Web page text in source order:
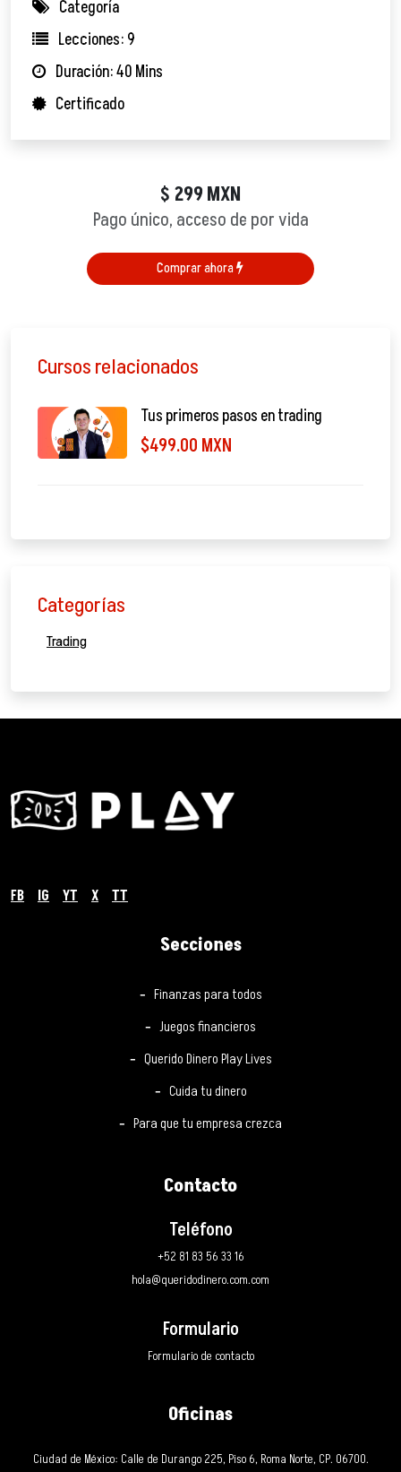
Categoría
Lecciones: 9
Duración: 40 Mins
Certificado
$ 299 MXN
Pago único, acceso de por vida
Comprar ahora
Cursos relacionados
Tus primeros pasos en trading
$499.00 MXN
Categorías
Trading
FB IG YT X TT
Secciones
Finanzas para todos
Juegos financieros
Querido Dinero Play Lives
Cuida tu dinero
Para que tu empresa crezca
Contacto
Teléfono
+52 81 83 56 33 16
hola@queridodinero.com.com
Formulario
Formulario de contacto
Oficinas
Ciudad de México: Calle de Durango 225, Piso 6, Roma Norte, CP. 06700.